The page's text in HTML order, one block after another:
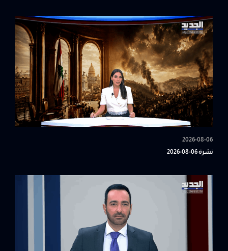
2026-08-06
نشرة 06-08-2026